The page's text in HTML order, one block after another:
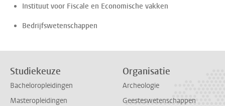
Instituut voor Fiscale en Economische vakken
Bedrijfswetenschappen
Studiekeuze
Bacheloropleidingen
Masteropleidingen
Organisatie
Archeologie
Geesteswetenschappen